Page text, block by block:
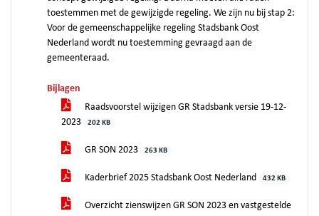
toestemmen met de gewijzigde regeling. We zijn nu bij stap 2:
Voor de gemeenschappelijke regeling Stadsbank Oost
Nederland wordt nu toestemming gevraagd aan de
gemeenteraad.
Bijlagen
Raadsvoorstel wijzigen GR Stadsbank versie 19-12-
2023
202 KB
GR SON 2023 263 KB
Kaderbrief 2025 Stadsbank Oost Nederland 432 KB
Overzicht zienswijzen GR SON 2023 en vastgestelde